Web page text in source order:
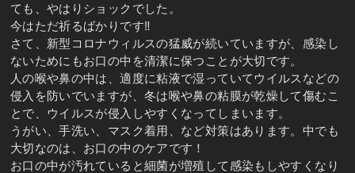
ても、やはりショックでした。
今はただ祈るばかりです‼︎
さて、新型コロナウィルスの猛威が続いていますが、感染し
ないためにもお口の中を清潔に保つことが大切です。
人の喉や鼻の中は、適度に粘液で湿っていてウイルスなどの
侵入を防いでいますが、冬は喉や鼻の粘膜が乾燥して傷むこ
とで、ウイルスが侵入しやすくなってしまいます。
うがい、手洗い、マスク着用、など対策はあります。中でも
大切なのは、お口の中のケアです！
お口の中が汚れていると細菌が増殖して感染もしやすくなり